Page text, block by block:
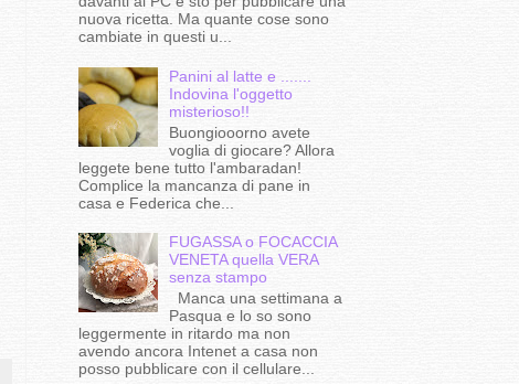
nuova ricetta. Ma quante cose sono
cambiate in questi u...
Panini al latte e .......
Indovina l'oggetto
misterioso!!
Buongiooorno avete
voglia di giocare? Allora
leggete bene tutto l'ambaradan!
Complice la mancanza di pane in
casa e Federica che...
FUGASSA o FOCACCIA
VENETA quella VERA
senza stampo
Manca una settimana a
Pasqua e lo so sono
leggermente in ritardo ma non
avendo ancora Intenet a casa non
posso pubblicare con il cellulare...